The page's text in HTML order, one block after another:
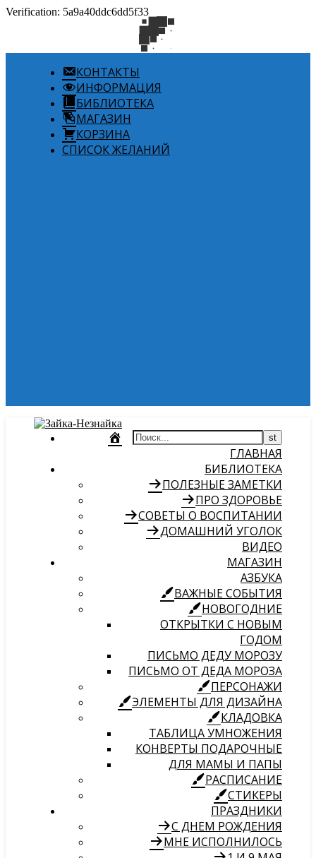
Verification: 5a9a40ddc6dd5f33
КОНТАКТЫ
ИНФОРМАЦИЯ
БИБЛИОТЕКА
МАГАЗИН
КОРЗИНА
СПИСОК ЖЕЛАНИЙ
ГЛАВНАЯ
БИБЛИОТЕКА
ПОЛЕЗНЫЕ ЗАМЕТКИ
ПРО ЗДОРОВЬЕ
СОВЕТЫ О ВОСПИТАНИИ
ДОМАШНИЙ УГОЛОК
ВИДЕО
МАГАЗИН
АЗБУКА
ВАЖНЫЕ СОБЫТИЯ
НОВОГОДНИЕ
ОТКРЫТКИ С НОВЫМ
ГОДОМ
ПИСЬМО ДЕДУ МОРОЗУ
ПИСЬМО ОТ ДЕДА МОРОЗА
ПЕРСОНАЖИ
ЭЛЕМЕНТЫ ДЛЯ ДИЗАЙНА
КЛАДОВКА
ТАБЛИЦА УМНОЖЕНИЯ
КОНВЕРТЫ ПОДАРОЧНЫЕ
ДЛЯ МАМЫ И ПАПЫ
РАСПИСАНИЕ
СТИКЕРЫ
ПРАЗДНИКИ
С ДНЕМ РОЖДЕНИЯ
МНЕ ИСПОЛНИЛОСЬ